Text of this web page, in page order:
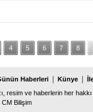
4 5 6 7 8
Haberleri Künye
resim ve haberlerin her
CM Bilişim